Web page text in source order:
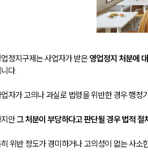
정지구제는 사업자가 받은 영업정지 처분에
다.
자가 고의나 과실로 법령을 위반한 경우 행정
만 그 처분이 부당하다고 판단될 경우 법적 절
위반 정도가 경미하거나 고의성이 없는 사